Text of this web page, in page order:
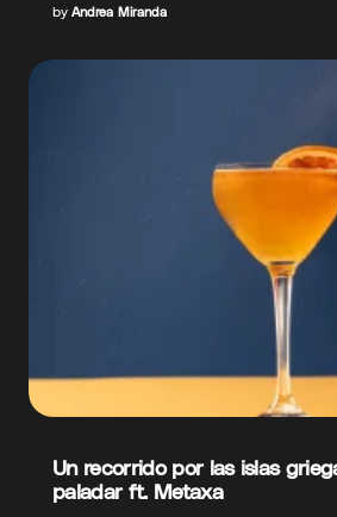
by Andrea Miranda
Un recorrido por las islas
paladar ft. Metaxa